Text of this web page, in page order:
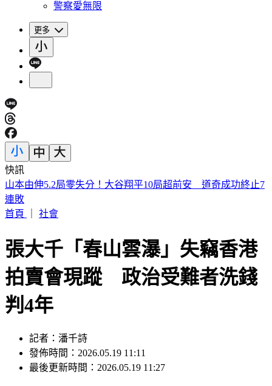
警察愛無限
更多
快訊
濱海作戰區指揮部首次參訓！驗證近岸打擊、反制共軍登陸
首頁
張大千「春山雲瀑」失竊香港
拍賣會現蹤 政治受難者洗錢
判4年
發佈時間：2026.05.19 11:11
最後更新時間：2026.05.19 11:27